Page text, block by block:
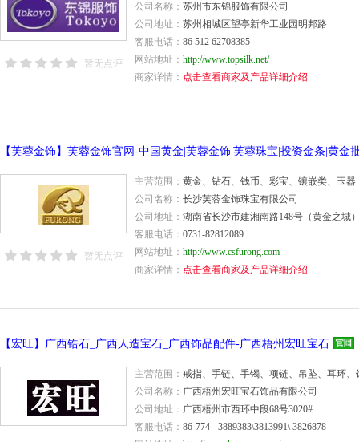
暂无点评
公司名称：苏州市东锦服饰有限公司
公司地址：苏州相城区望亭新华工业园明邦路
客服电话：86 512 62708385
网站地址：http://www.topsilk.net/
商家详情： 点击查看商家及产品详细介绍
暂无点评
主营范围：黄金、钻石、钱币、彩宝、镶嵌类、玉器
公司名称：长沙芙蓉金饰珠宝有限公司
公司地址：湖南省长沙市建湘南路148号（黄金之城
客服电话：0731-82812089
网站地址：http://www.csfurong.com
商家详情： 点击查看商家及产品详细介绍
【宏旺】广西锆石_广西人造宝石_广西饰品配件-广西梧州宏旺宝石
主营范围：戒指、手链、手镯、项链、吊坠、耳环、
公司名称： 广西梧州宏旺宝石饰品有限公司
公司地址： 广西梧州市西环中段68号3020#
客服电话：86-774 - 3889383\3813991\ 3826878